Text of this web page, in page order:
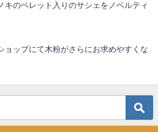
キのペレット入りのサシェをノベルティ
ョップにて木粉がさらにお求めやすくな